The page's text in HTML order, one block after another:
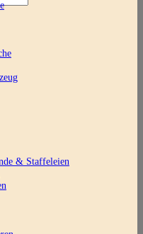
& Staffeleien